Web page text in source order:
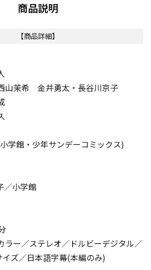
商品説明
【商品詳細】
茉希 金井勇太・長谷川京子
学館・少年サンデーコミックス)
／小学館
ラー／ステレオ／ドルビーデジタル／
ズ／日本語字幕(本編のみ)